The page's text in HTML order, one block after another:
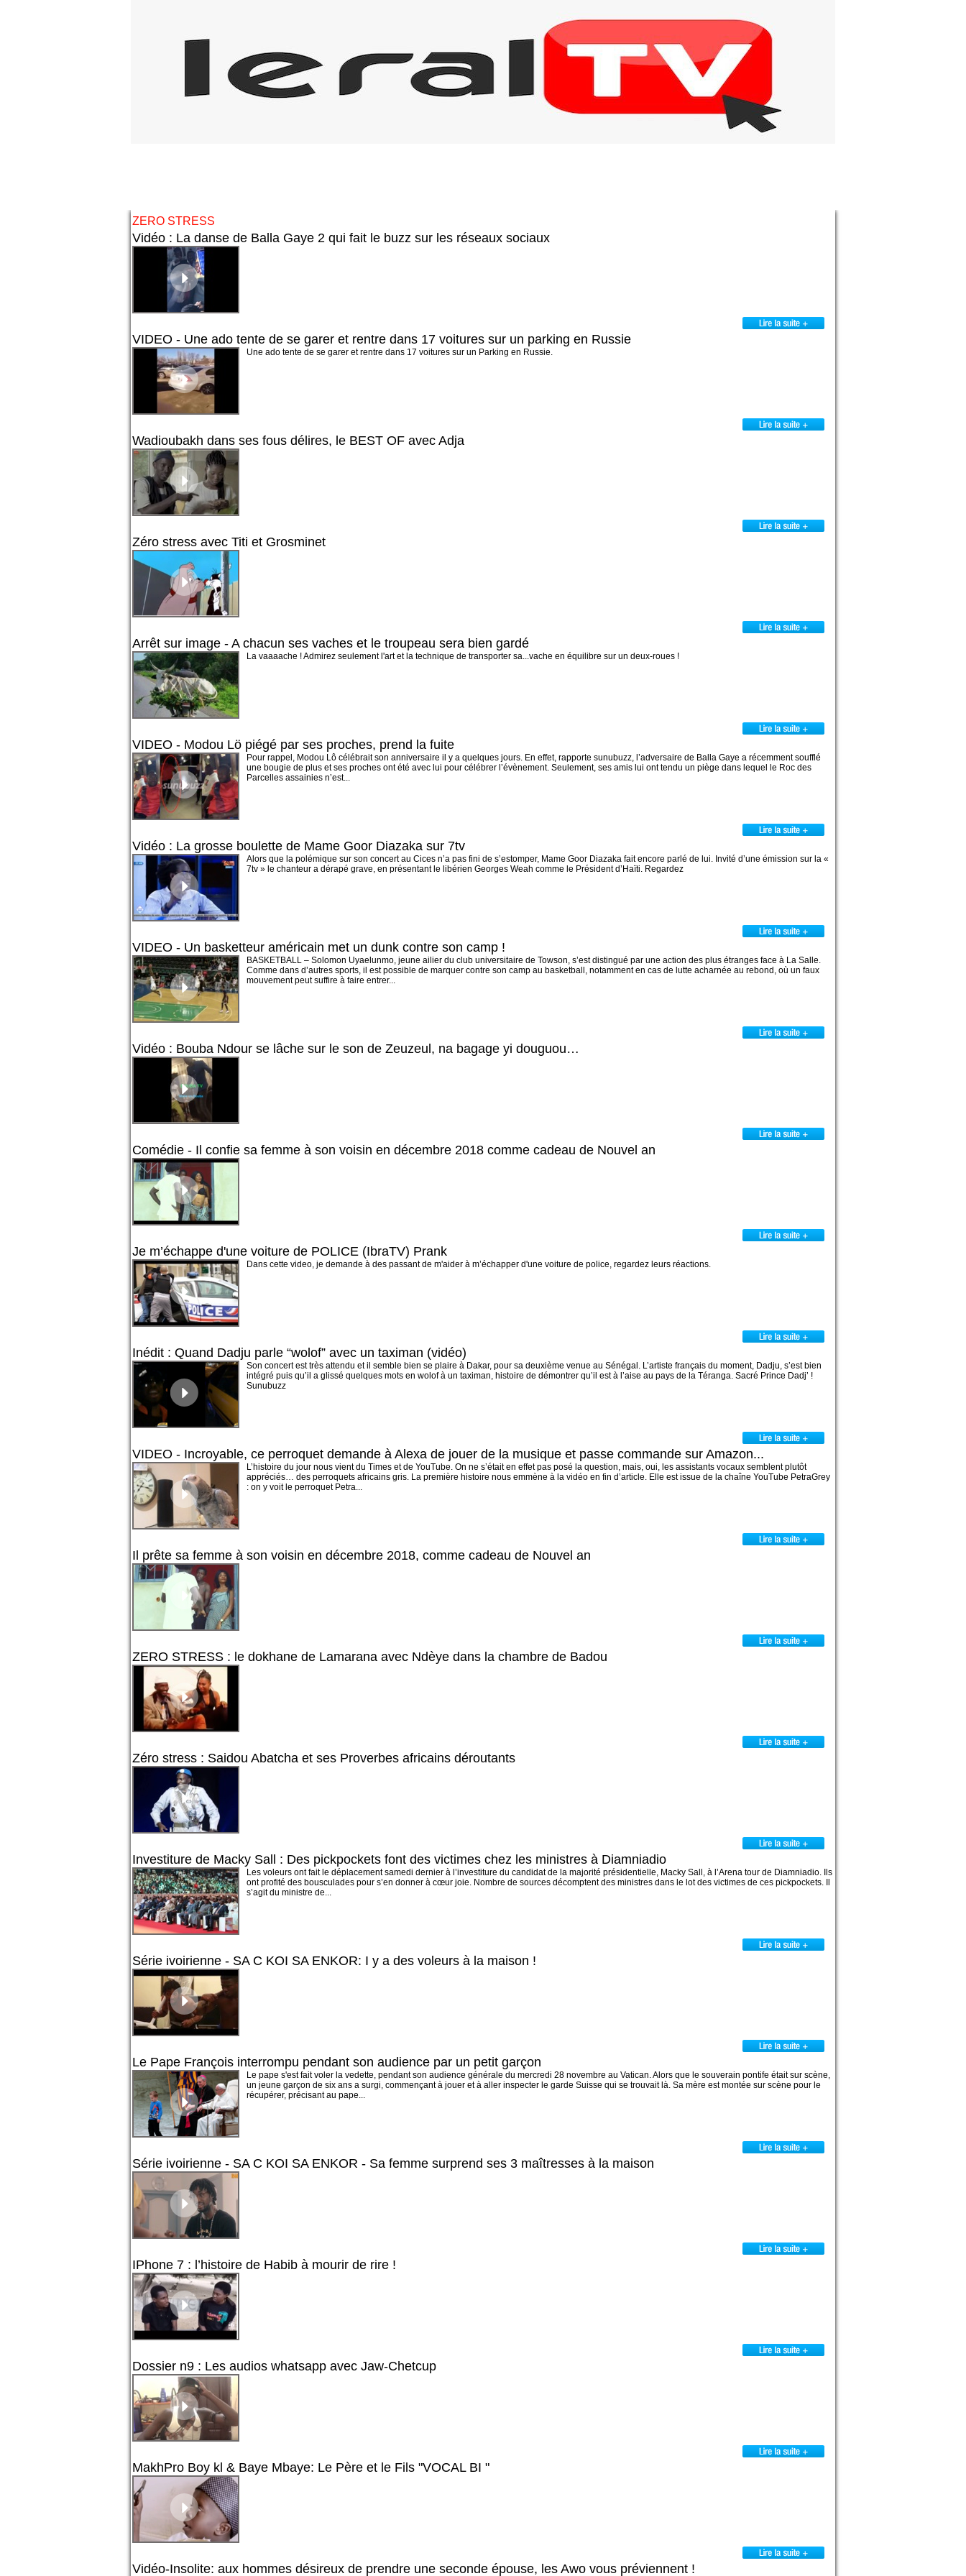
ZERO STRESS
Vidéo : La danse de Balla Gaye 2 qui fait le buzz sur les réseaux sociaux
VIDEO - Une ado tente de se garer et rentre dans 17 voitures sur un parking en Russie
Une ado tente de se garer et rentre dans 17 voitures sur un Parking en Russie.
Wadioubakh dans ses fous délires, le BEST OF avec Adja
Zéro stress avec Titi et Grosminet
Arrêt sur image - A chacun ses vaches et le troupeau sera bien gardé
La vaaaache ! Admirez seulement l'art et la technique de transporter sa...vache en équilibre sur un deux-roues !
VIDEO - Modou Lö piégé par ses proches, prend la fuite
Pour rappel, Modou Lô célébrait son anniversaire il y a quelques jours. En effet, rapporte sunubuzz, l’adversaire de Balla Gaye a récemment soufflé
une bougie de plus et ses proches ont été avec lui pour célébrer l’évènement. Seulement, ses amis lui ont tendu un piège dans lequel le Roc des
Parcelles assainies n’est...
Vidéo : La grosse boulette de Mame Goor Diazaka sur 7tv
Alors que la polémique sur son concert au Cices n’a pas fini de s’estomper, Mame Goor Diazaka fait encore parlé de lui. Invité d’une émission sur la «
7tv » le chanteur a dérapé grave, en présentant le libérien Georges Weah comme le Président d’Haïti. Regardez
VIDEO - Un basketteur américain met un dunk contre son camp !
BASKETBALL – Solomon Uyaelunmo, jeune ailier du club universitaire de Towson, s’est distingué par une action des plus étranges face à La Salle.
Comme dans d’autres sports, il est possible de marquer contre son camp au basketball, notamment en cas de lutte acharnée au rebond, où un faux
mouvement peut suffire à faire entrer...
Vidéo : Bouba Ndour se lâche sur le son de Zeuzeul, na bagage yi douguou…
Comédie - Il confie sa femme à son voisin en décembre 2018 comme cadeau de Nouvel an
Je m’échappe d'une voiture de POLICE (IbraTV) Prank
Dans cette video, je demande à des passant de m'aider à m’échapper d'une voiture de police, regardez leurs réactions.
Inédit : Quand Dadju parle “wolof” avec un taximan (vidéo)
Son concert est très attendu et il semble bien se plaire à Dakar, pour sa deuxième venue au Sénégal. L’artiste français du moment, Dadju, s’est bien
intégré puis qu’il a glissé quelques mots en wolof à un taximan, histoire de démontrer qu’il est à l’aise au pays de la Téranga. Sacré Prince Dadj’ !
Sunubuzz
VIDEO - Incroyable, ce perroquet demande à Alexa de jouer de la musique et passe commande sur Amazon...
L’histoire du jour nous vient du Times et de YouTube. On ne s’était en effet pas posé la question, mais, oui, les assistants vocaux semblent plutôt
appréciés… des perroquets africains gris. La première histoire nous emmène à la vidéo en fin d’article. Elle est issue de la chaîne YouTube PetraGrey
: on y voit le perroquet Petra...
Il prête sa femme à son voisin en décembre 2018, comme cadeau de Nouvel an
ZERO STRESS : le dokhane de Lamarana avec Ndèye dans la chambre de Badou
Zéro stress : Saidou Abatcha et ses Proverbes africains déroutants
Investiture de Macky Sall : Des pickpockets font des victimes chez les ministres à Diamniadio
Les voleurs ont fait le déplacement samedi dernier à l’investiture du candidat de la majorité présidentielle, Macky Sall, à l’Arena tour de Diamniadio. Ils
ont profité des bousculades pour s’en donner à cœur joie. Nombre de sources décomptent des ministres dans le lot des victimes de ces pickpockets. Il
s’agit du ministre de...
Série ivoirienne - SA C KOI SA ENKOR: I y a des voleurs à la maison !
Le Pape François interrompu pendant son audience par un petit garçon
Le pape s'est fait voler la vedette, pendant son audience générale du mercredi 28 novembre au Vatican. Alors que le souverain pontife était sur scène,
un jeune garçon de six ans a surgi, commençant à jouer et à aller inspecter le garde Suisse qui se trouvait là. Sa mère est montée sur scène pour le
récupérer, précisant au pape...
Série ivoirienne - SA C KOI SA ENKOR - Sa femme surprend ses 3 maîtresses à la maison
IPhone 7 : l’histoire de Habib à mourir de rire !
Dossier n9 : Les audios whatsapp avec Jaw-Chetcup
MakhPro Boy kl & Baye Mbaye: Le Père et le Fils "VOCAL BI "
Vidéo-Insolite: aux hommes désireux de prendre une seconde épouse, les Awo vous préviennent !